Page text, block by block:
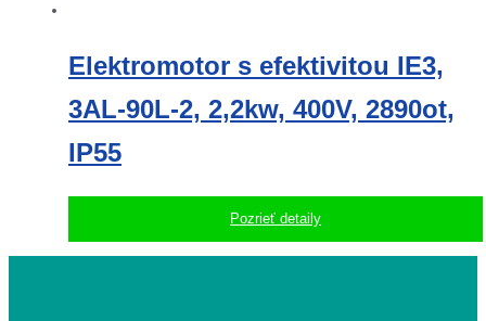
Elektromotor s efektivitou IE3,
3AL-90L-2, 2,2kw, 400V, 2890ot,
IP55
Pozrieť detaily